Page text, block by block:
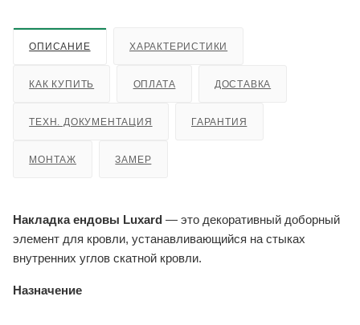
ОПИСАНИЕ ХАРАКТЕРИСТИКИ
КАК КУПИТЬ ОПЛАТА ДОСТАВКА
ТЕХН. ДОКУМЕНТАЦИЯ ГАРАНТИЯ
МОНТАЖ ЗАМЕР
Накладка ендовы Luxard — это декоративный доборный
элемент для кровли, устанавливающийся на стыках
внутренних углов скатной кровли.
Назначение